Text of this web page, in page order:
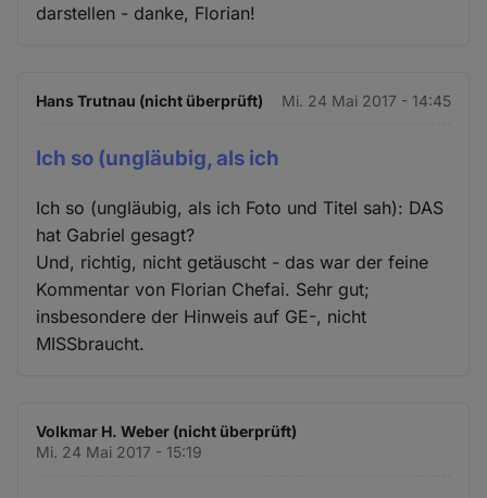
darstellen - danke, Florian!
Hans Trutnau (nicht überprüft) Mi. 24 Mai 2017 - 14:45
Ich so (ungläubig, als ich
Ich so (ungläubig, als ich Foto und Titel sah): DAS
hat Gabriel gesagt?
Und, richtig, nicht getäuscht - das war der feine
Kommentar von Florian Chefai. Sehr gut;
insbesondere der Hinweis auf GE-, nicht
MISSbraucht.
Volkmar H. Weber (nicht überprüft)
Mi. 24 Mai 2017 - 15:19